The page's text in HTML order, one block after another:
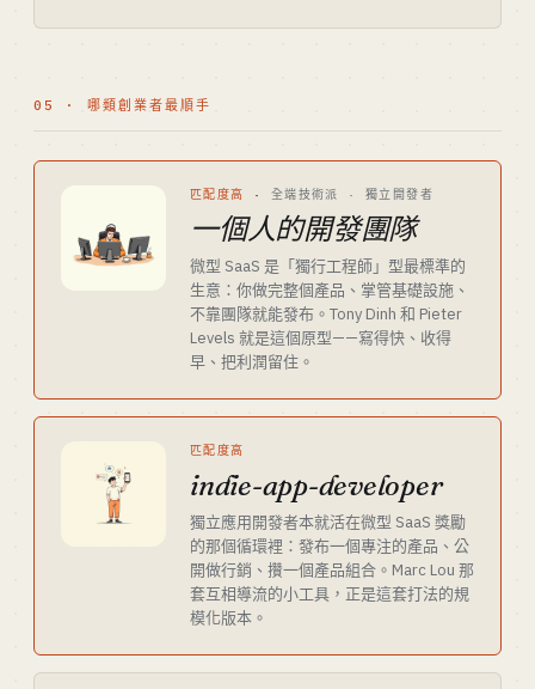
05 · 哪類創業者最順手
匹配度高 · 全端技術派 · 獨立開發者
一個人的開發團隊
微型 SaaS 是「獨行工程師」型最標準的
生意：你做完整個產品、掌管基礎設施、
不靠團隊就能發布。Tony Dinh 和 Pieter
Levels 就是這個原型——寫得快、收得
早、把利潤留住。
匹配度高
indie-app-developer
獨立應用開發者本就活在微型 SaaS 獎勵
的那個循環裡：發布一個專注的產品、公
開做行銷、攢一個產品組合。Marc Lou 那
套互相導流的小工具，正是這套打法的規
模化版本。